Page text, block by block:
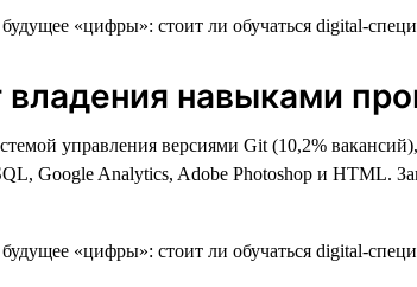
навыками
управления версиями Git (10,2%
Google Analytics, Adobe Photoshop и HTML.